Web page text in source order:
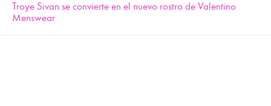
Troye Sivan se convierte en el nuevo rostro de Valentino
Menswear